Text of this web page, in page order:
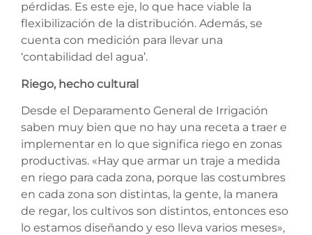
pérdidas. Es este eje, lo que hace viable la
flexibilización de la distribución. Además, se
cuenta con medición para llevar una
‘contabilidad del agua’.
Riego, hecho cultural
Desde el Deparamento General de Irrigación
saben muy bien que no hay una receta a traer e
implementar en lo que significa riego en zonas
productivas. «Hay que armar un traje a medida
en riego para cada zona, porque las costumbres
en cada zona son distintas, la gente, la manera
de regar, los cultivos son distintos, entonces eso
lo estamos diseñando y eso lleva varios meses»,